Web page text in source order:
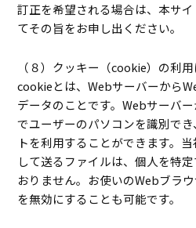
訂正を希望される場合は、本サ
てその旨をお申し出ください。
（８）クッキー（cookie）の利
cookieとは、Webサーバーから
データのことです。Webサーバ
でユーザーのパソコンを識別で
トを利用することができます。
して送るファイルは、個人を特
おりません。お使いのWebブラ
を無効にすることも可能です。